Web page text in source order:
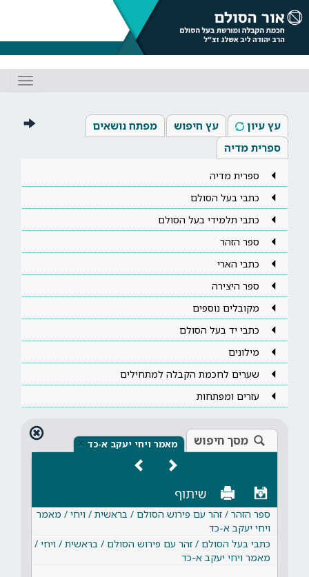
עץ עיון עץ חיפוש
מפתח נושאים
ספרית מדיה
ספרית מדיה
כתבי בעל הסולם
כתבי תלמידי בעל הסולם
ספר הזהר
כתבי הארי
ספר היצירה
מקובלים נוספים
כתבי יד בעל הסולם
מילונים
שערים לחכמת הקבלה למתחילים
עזרים ומפתחות
מסך חיפוש מאמר ויחי יעקב א-כד ×
שיתוף
ספר הזהר / זהר עם פירוש הסולם / בראשית / ויחי / מאמר
ויחי יעקב א-כד
כתבי בעל הסולם / זהר עם פירוש הסולם / בראשית / ויחי /
מאמר ויחי יעקב א-כד